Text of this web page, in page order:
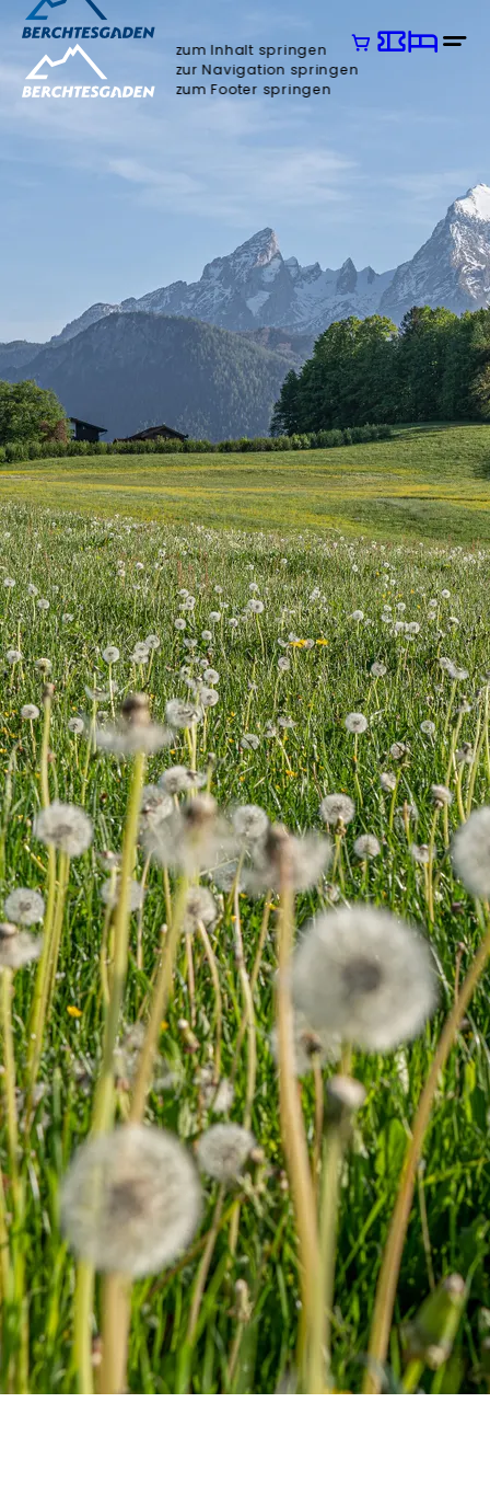
zum Inhalt springen
zur Navigation springen
zum Footer springen